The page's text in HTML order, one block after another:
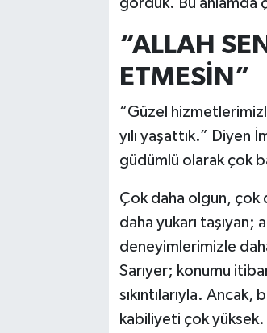
“ALLAH
ETMESİN”
“Güzel
yılı yaşattık.” Diyen
güdümlü olarak çok
Çok daha olgun, çok
daha yukarı taşıyan;
deneyimlerimizle
Sarıyer; konumu
sıkıntılarıyla.
kabiliyeti çok